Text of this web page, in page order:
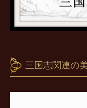
三国志関連の